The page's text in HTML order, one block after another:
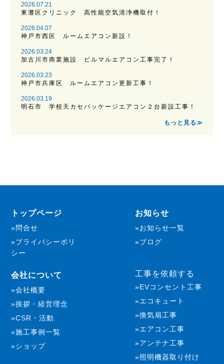
2026.07.21
東灘区クリニック 高性能空気清浄機取付！
2026.04.07
神戸市西区 ルームエアコン新設！
2026.03.24
加古川市商業施設 ビルマルエアコン工事完了！
2026.03.23
神戸市兵庫区 ルームエアコン更新工事！
2026.03.19
明石市 学校天カセパッケージエアコン２台新設工事！
もっと見る≫
トップページ
問合せ
プライバシーポリ
シー
お知らせ
お知らせ一覧
ブログ
会社について
会社概要
挨拶・経営理念
CSR・活動
施工事例一覧
ショップ
工事を依頼する
EVコンセント工事
エコキュート
換気扇工事
エアコン工事
アンテナ工事
照明機器取り付け